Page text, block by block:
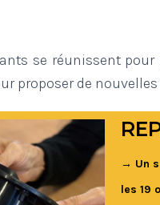
se réunissent
proposer de nouvelles
→ Un
les 19